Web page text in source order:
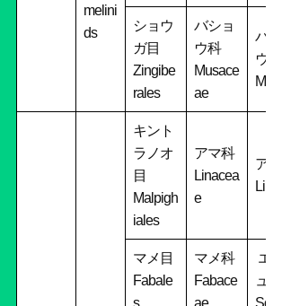
melini
ds
ショウ
ガ目
Zingibe
rales
バショ
ウ科
Musace
ae
バ
ウ属
キント
ラノオ
目
Malpigh
iales
アマ科
Linacea
e
ア
マメ目
Fabale
s
マメ科
Fabace
ae
エ
ュ属